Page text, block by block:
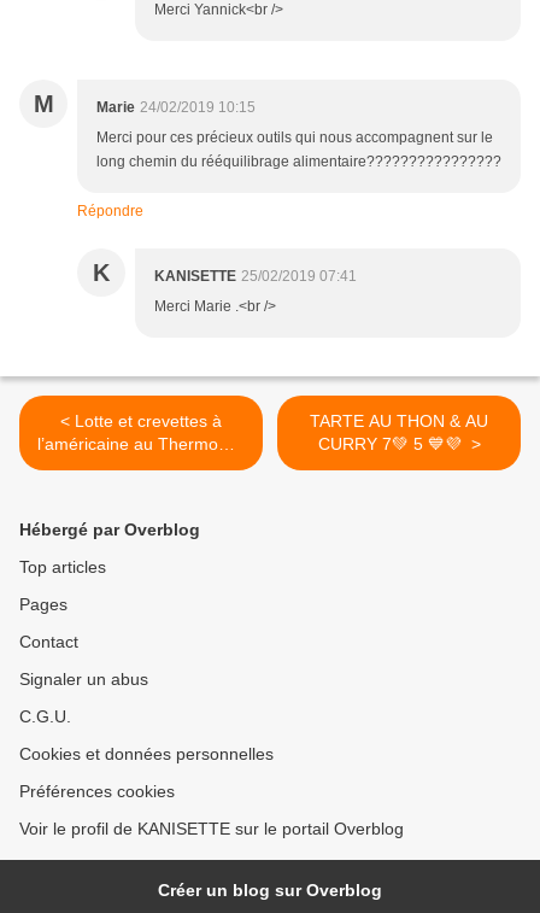
Merci Yannick<br />
M Marie 24/02/2019 10:15
Merci pour ces précieux outils qui nous accompagnent sur le
long chemin du rééquilibrage alimentaire????????????????
Répondre
K KANISETTE 25/02/2019 07:41
Merci Marie .<br />
< Lotte et crevettes à
l’américaine au Thermomix
3 💚2💙💜
TARTE AU THON & AU
CURRY 7💚 5 💙💜 >
Hébergé par Overblog
Top articles
Pages
Contact
Signaler un abus
C.G.U.
Cookies et données personnelles
Préférences cookies
Voir le profil de KANISETTE sur le portail Overblog
Créer un blog sur Overblog